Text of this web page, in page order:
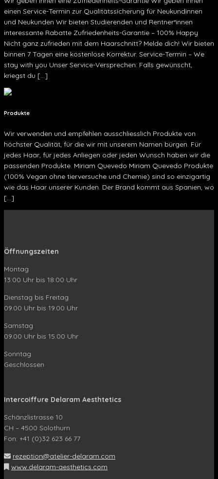
einen Service-Termin zur Qualitätssicherung für Neukundinnen
und Neukunden Wir bieten Studierenden und Rentner*innen
interessante Rabatte Zufriedenheits-Garantie – 100% Happy
Nicht ganz zufrieden mit dem Haarschnitt? Melde dich! Wir bieten
binnen 7 Tagen eine kostenlose Korrektur. Service-Termin – We
stay with you Unser Service-Versprechen: Falls gewünscht,
kriegst du […]
Produkte
Wir verwenden und empfehlen ausschliesslich Produkte von
höchster Qualität, für die wir mit unserem Namen bürgen. Für
jedes Haar, für jedes Anliegen oder jeden Wunsch haben wir die
passenden Produkte. Miriam Quevedo Miriam Quevedo Produkte
(100% Vegan ohne tierversuche und Chemie) sind so einzigartig
wie das Haar unserer Kunden. Der Brand kommt aus Spanien, wo
[…]
Öffnungszeiten
Montag
13:00 Uhr bis 18:00 Uhr
Dienstag bis Freitag
09.00 Uhr bis 19.00 Uhr
Samstag
09.00 Uhr bis 15.00 Uhr
Sonntag
Geschlossen
Intercoiffure Delaram Aesthtetics
Schänzlistrasse 10
CH – 4500 Solothurn
Fon: +41 (0)32 623 66 77
rezeption@atelier-delaram.com
www.delaram-aesthetics.com